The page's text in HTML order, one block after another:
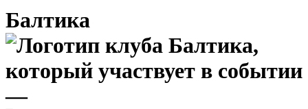
Балтика
—